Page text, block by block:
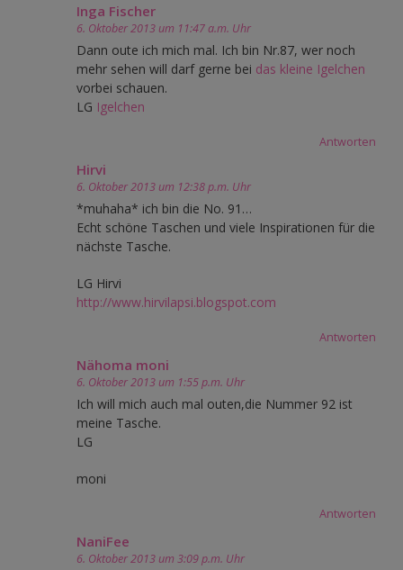
Inga Fischer
6. Oktober 2013 um 11:47 a.m. Uhr
Dann oute ich mich mal. Ich bin Nr.87, wer noch
mehr sehen will darf gerne bei das kleine Igelchen
vorbei schauen.
LG Igelchen
Antworten
Hirvi
6. Oktober 2013 um 12:38 p.m. Uhr
*muhaha* ich bin die No. 91…
Echt schöne Taschen und viele Inspirationen für die
nächste Tasche.
LG Hirvi
http://www.hirvilapsi.blogspot.com
Antworten
Nähoma moni
6. Oktober 2013 um 1:55 p.m. Uhr
Ich will mich auch mal outen,die Nummer 92 ist
meine Tasche.
LG
moni
Antworten
NaniFee
6. Oktober 2013 um 3:09 p.m. Uhr